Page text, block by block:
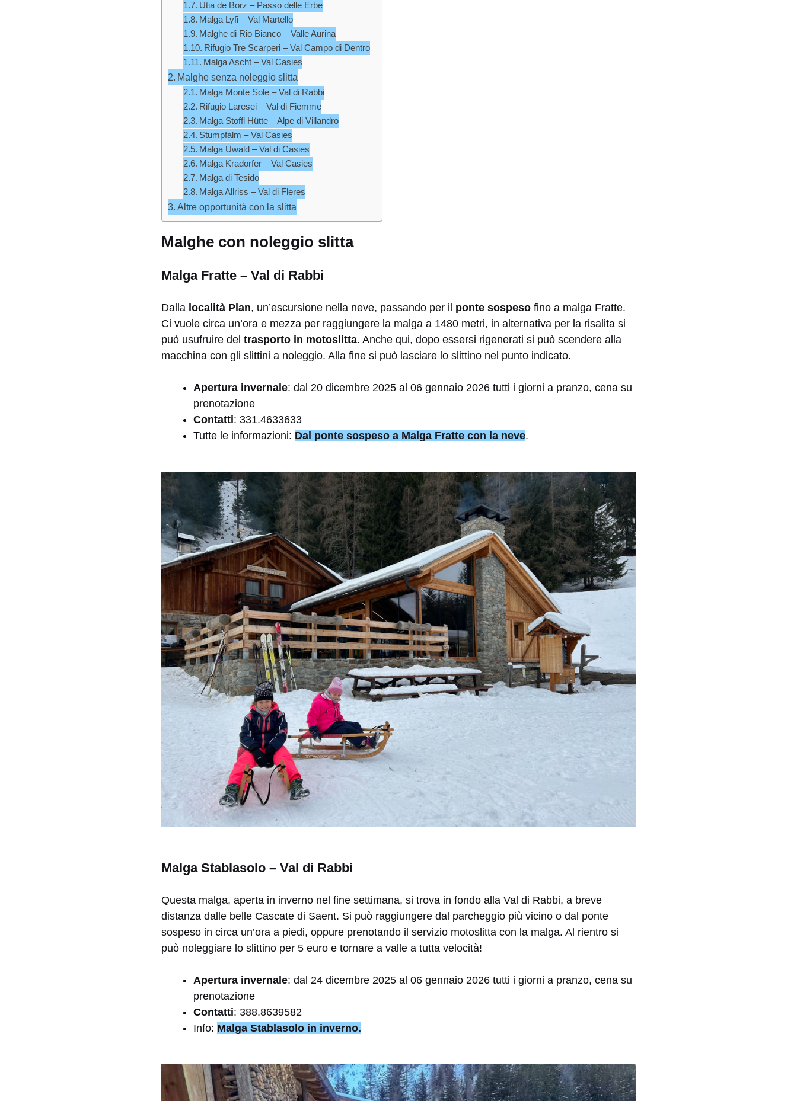
Utia de Borz – Passo delle Erbe
Malga Lyfi – Val Martello
Malghe di Rio Bianco – Valle Aurina
Rifugio Tre Scarperi – Val Campo di Dentro
Malga Ascht – Val Casies
Malghe senza noleggio slitta
Malga Monte Sole – Val di Rabbi
Rifugio Laresei – Val di Fiemme
Malga Stoffl Hütte – Alpe di Villandro
Stumpfalm – Val Casies
Malga Uwald – Val di Casies
Malga Kradorfer – Val Casies
Malga di Tesido
Malga Allriss – Val di Fleres
Altre opportunità con la slitta
Malghe con noleggio slitta
Malga Fratte – Val di Rabbi
Dalla località Plan, un’escursione nella neve, passando per il ponte sospeso fino a malga Fratte.
Ci vuole circa un’ora e mezza per raggiungere la malga a 1480 metri, in alternativa per la risalita si
può usufruire del trasporto in motoslitta. Anche qui, dopo essersi rigenerati si può scendere alla
macchina con gli slittini a noleggio. Alla fine si può lasciare lo slittino nel punto indicato.
Apertura invernale: dal 20 dicembre 2025 al 06 gennaio 2026 tutti i giorni a pranzo, cena su
prenotazione
Contatti: 331.4633633
Tutte le informazioni: Dal ponte sospeso a Malga Fratte con la neve.
Malga Stablasolo – Val di Rabbi
Questa malga, aperta in inverno nel fine settimana, si trova in fondo alla Val di Rabbi, a breve
distanza dalle belle Cascate di Saent. Si può raggiungere dal parcheggio più vicino o dal ponte
sospeso in circa un’ora a piedi, oppure prenotando il servizio motoslitta con la malga. Al rientro si
può noleggiare lo slittino per 5 euro e tornare a valle a tutta velocità!
Apertura invernale: dal 24 dicembre 2025 al 06 gennaio 2026 tutti i giorni a pranzo, cena su
prenotazione
Contatti: 388.8639582
Info: Malga Stablasolo in inverno.